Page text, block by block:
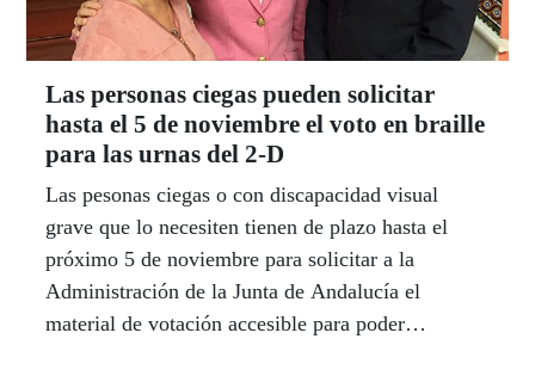
Las personas ciegas pueden solicitar
hasta el 5 de noviembre el voto en braille
para las urnas del 2-D
Las pesonas ciegas o con discapacidad visual
grave que lo necesiten tienen de plazo hasta el
próximo 5 de noviembre para solicitar a la
Administración de la Junta de Andalucía el
material de votación accesible para poder